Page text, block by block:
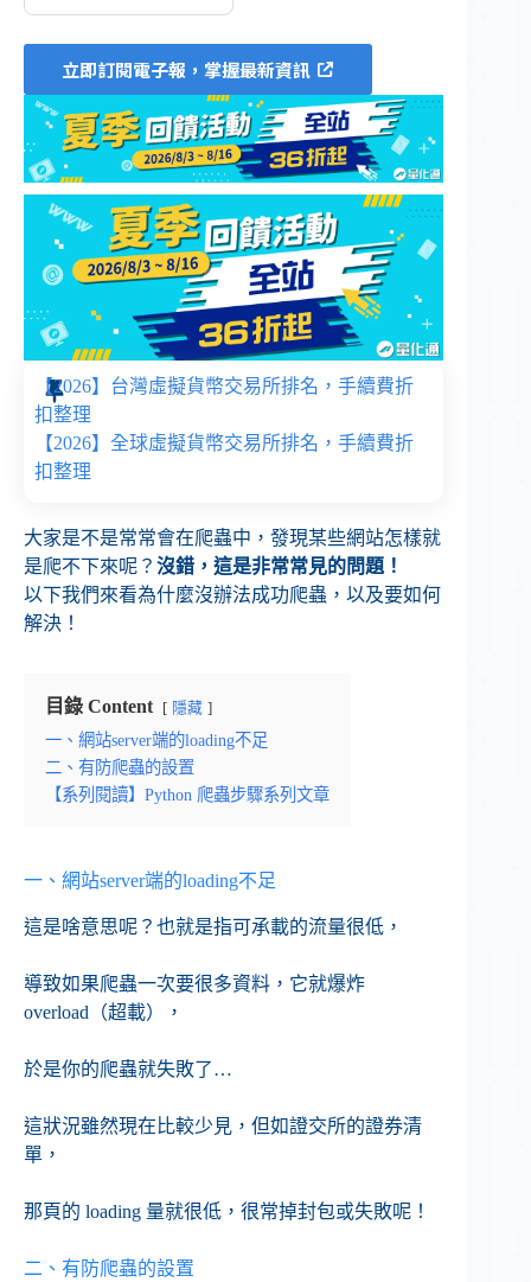
立即訂閱電子報，掌握最新資訊
【2026】台灣虛擬貨幣交易所排名，手續費折
扣整理
【2026】全球虛擬貨幣交易所排名，手續費折
扣整理
大家是不是常常會在爬蟲中，發現某些網站怎樣就
是爬不下來呢？ 沒錯，這是非常常見的問題！
以下我們來看為什麼沒辦法成功爬蟲，以及要如何
解決！
目錄 Content 隱藏
一、網站server端的loading不足
二、有防爬蟲的設置
【系列閱讀】Python 爬蟲步驟系列文章
一、網站server端的loading不足
這是啥意思呢？也就是指可承載的流量很低，
導致如果爬蟲一次要很多資料，它就爆炸
overload（超載），
於是你的爬蟲就失敗了…
這狀況雖然現在比較少見，但如證交所的證券清
單，
那頁的 loading 量就很低，很常掉封包或失敗呢！
二、有防爬蟲的設置